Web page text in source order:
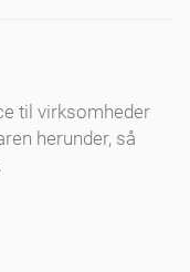
til virksomheder
herunder, så
.